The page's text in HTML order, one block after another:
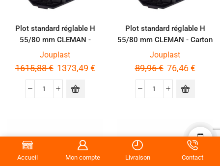
Plot standard réglable H
55/80 mm CLEMAN -
Palette de 360 pièces
Jouplast
1615,88€ 1373,49 €
Plot standard réglable H
55/80 mm CLEMAN - Carton
de 20 pièces
Jouplast
89,96€ 76,46€
Accueil Mon compte Livraison Contact